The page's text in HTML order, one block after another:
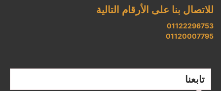
للاتصال بنا على الأرقام التالية
01122296753
01120007795
تابعنا